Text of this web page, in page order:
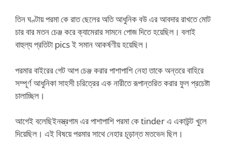
তিন ঘণ্টায় পরমা কে রাত ছেলের অতি আধুনিক বউ এর আবদার রাখতে মোট
চার বার মতন চেঞ্জ করে ক্যামেরার সামনে পোজ দিতে হয়েছিল। বলাই
বাহুল্য প্রতিটা pics ই সমান আকর্ষণীয় হয়েছিল।
পরমার বাইরের গেট আপ চেঞ্জ করার পাশাপাশি নেহা তাকে অন্তরে বাহিরে
সম্পূর্ণ আধুনিকা সাহসী চরিত্রের এক নারীতে রূপান্তরিত করার ফুল প্রচেষ্টা
চালাচ্ছিল।
আগেই বলেছিইনস্ত্রগাম এর পাশাপাশি পরমা কে tinder এ একাউন্ট খুলে
দিয়েছিল। এই বিষয়ে পরমার সাথে নেহার চূড়ান্ত মতভেদ ছিল।